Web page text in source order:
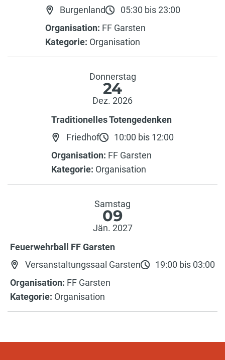
Burgenland
05:30 bis 23:00
Organisation: FF Garsten
Kategorie: Organisation
Donnerstag
24
Dez. 2026
Traditionelles Totengedenken
Friedhof
10:00 bis 12:00
Organisation: FF Garsten
Kategorie: Organisation
Samstag
09
Jän. 2027
Feuerwehrball FF Garsten
Versanstaltungssaal Garsten
19:00 bis 03:00
Organisation: FF Garsten
Kategorie: Organisation